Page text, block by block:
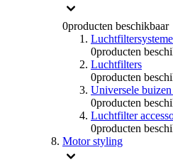
0producten beschikbaar
0producten
Luchtfilters
0producten
Universele
0producten
Luchtfilter
0producten
Motor styling